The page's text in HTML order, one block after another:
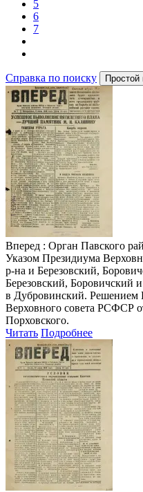
5
6
7
Справка по поиску
Вперед : Орган Павского
Указом Президиума
р-на и Березовский,
Березовский, Боровичский
в Дубровинский. Решением
Верховного совета РСФСР
Порховского.
Читать Подробнее